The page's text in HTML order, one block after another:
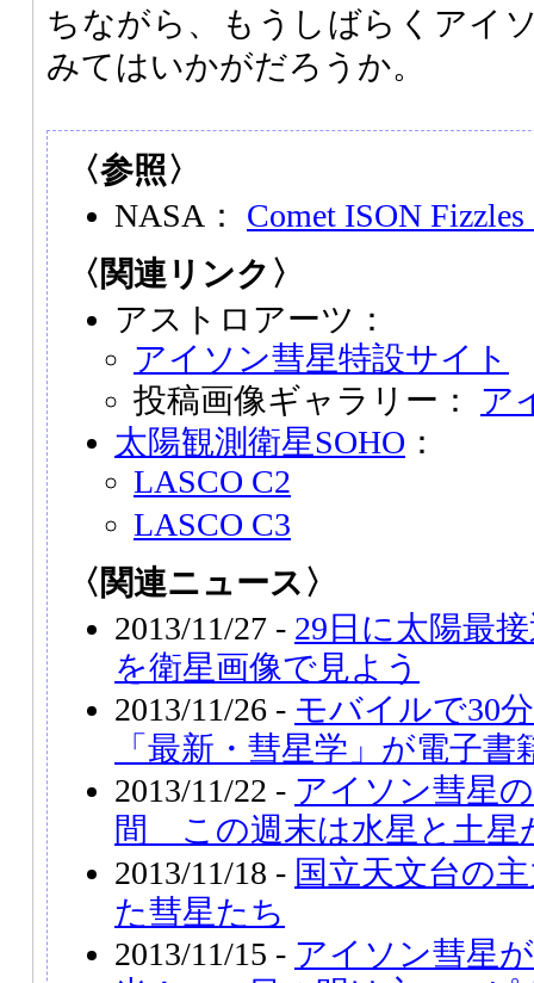
ちながら、もうしばらくアイ
みてはいかがだろうか。
〈参照〉
NASA： Comet ISON Fizzles
〈関連リンク〉
アストロアーツ：
アイソン彗星特設サイト
投稿画像ギャラリー： ア
太陽観測衛星SOHO ：
LASCO C2
LASCO C3
〈関連ニュース〉
2013/11/27 - 29日に太陽最
を衛星画像で見よう
2013/11/26 - モバイルで30
「最新・彗星学」が電子書
2013/11/22 - アイソン彗星
間 この週末は水星と土星
2013/11/18 - 国立天文台の
た彗星たち
2013/11/15 - アイソン彗星